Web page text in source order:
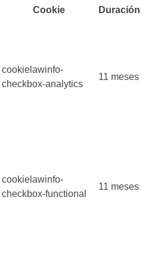
Cookie
Duración
cookielawinfo-
checkbox-analytics
11 meses
cookielawinfo-
checkbox-functional
11 meses